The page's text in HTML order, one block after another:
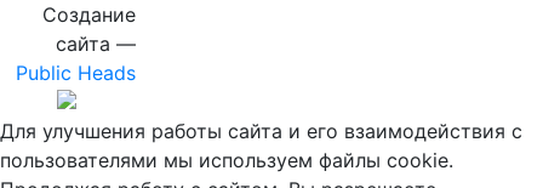
Создание
сайта —
Public Heads
Для улучшения работы сайта и его взаимодействия с
пользователями мы используем файлы cookie.